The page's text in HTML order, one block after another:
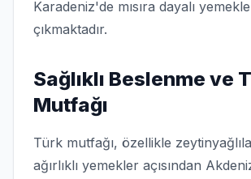
Karadeniz'de mısıra dayalı
çıkmaktadır.
Sağlıklı Beslenme ve
Mutfağı
Türk mutfağı, özellikle
ağırlıklı yemekler açısından